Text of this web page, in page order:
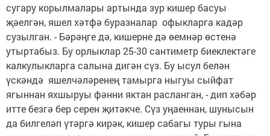
сугару корылмалары артында зур кишер басуы
җәелгән, яшел хәтфә буразналар офыкларга кадәр
сузылган. - Бәрәңге дә, кишерне дә өемнәр өстенә
утыртабыз. Бу орлыклар 25-30 сантиметр биеклектәге
калкулыкларга салына дигән сүз. Бу ысул белән
үскәндә яшелчәләренең тамырга ныгуы сыйфат
ягыннан яхшыруы фәнни яктан расланган, - дип хәбәр
итте безгә бер серен җитәкче. Сүз уңаеннан, шунысын
да билгеләп үтәргә кирәк, кишер сабагы туры гына